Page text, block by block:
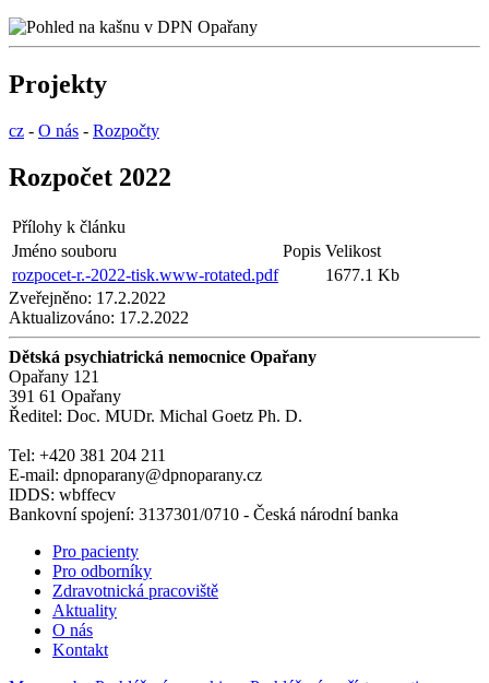
Projekty
cz - O nás - Rozpočty
Rozpočet 2022
Přílohy k článku
Jméno souboru
Popis Velikost
rozpocet-r.-2022-tisk.www-rotated.pdf
1677.1 Kb
Zveřejněno: 17.2.2022
Aktualizováno: 17.2.2022
Dětská psychiatrická nemocnice Opařany
Opařany 121
391 61 Opařany
Ředitel: Doc. MUDr. Michal Goetz Ph. D.
Tel: +420 381 204 211
E-mail: dpnoparany@dpnoparany.cz
IDDS: wbffecv
Bankovní spojení: 3137301/0710 - Česká národní banka
Pro pacienty
Pro odborníky
Zdravotnická pracoviště
Aktuality
O nás
Kontakt